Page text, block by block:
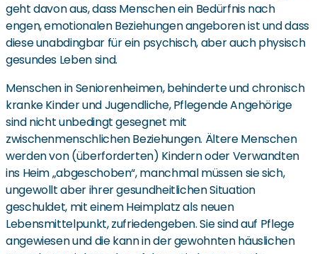
geht davon aus, dass Menschen ein Bedürfnis nach
engen, emotionalen Beziehungen angeboren ist und dass
diese unabdingbar für ein psychisch, aber auch physisch
gesundes Leben sind.
Menschen in Seniorenheimen, behinderte und chronisch
kranke Kinder und Jugendliche, Pflegende Angehörige
sind nicht unbedingt gesegnet mit
zwischenmenschlichen Beziehungen. Ältere Menschen
werden von (überforderten) Kindern oder Verwandten
ins Heim „abgeschoben“, manchmal müssen sie sich,
ungewollt aber ihrer gesundheitlichen Situation
geschuldet, mit einem Heimplatz als neuen
Lebensmittelpunkt, zufriedengeben. Sie sind auf Pflege
angewiesen und die kann in der gewohnten häuslichen